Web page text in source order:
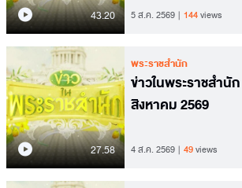
43.20 5 ส.ค. 2569 144views
27.58
พระราชสำนัก
ข่าวในพระราชสำนั
สิงหาคม 2569
4 ส.ค. 2569 49views